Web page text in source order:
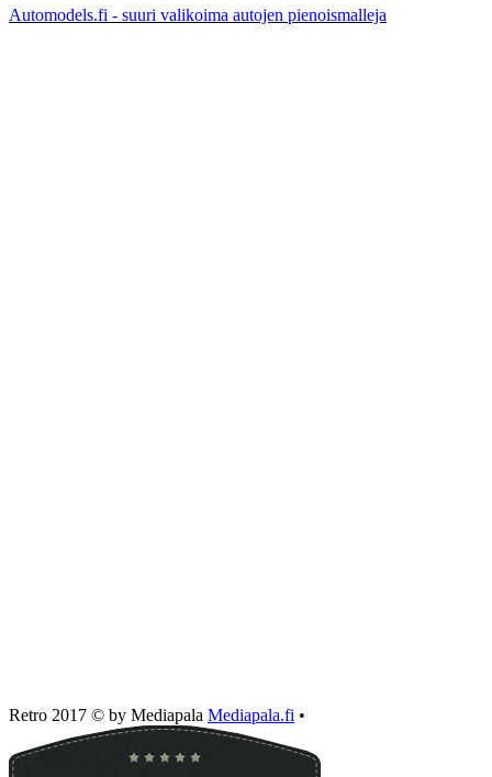
Automodels.fi - suuri valikoima autojen pienoismalleja
Retro 2017 © by Mediapala Mediapala.fi •